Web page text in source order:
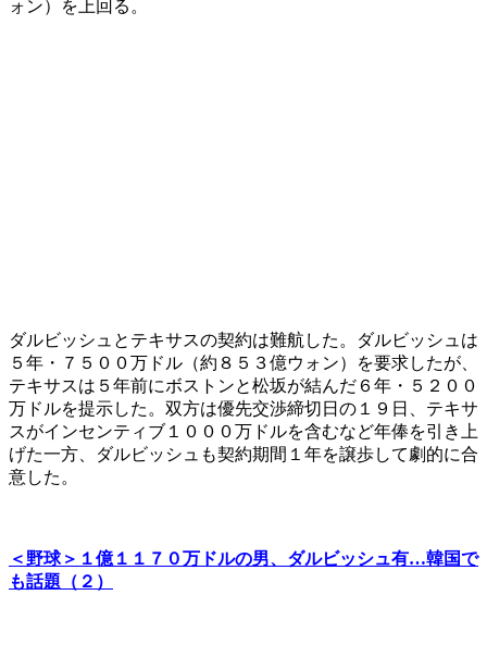
ォン）を上回る。
ダルビッシュとテキサスの契約は難航した。ダルビッシュは
５年・７５００万ドル（約８５３億ウォン）を要求したが、
テキサスは５年前にボストンと松坂が結んだ６年・５２００
万ドルを提示した。双方は優先交渉締切日の１９日、テキサ
スがインセンティブ１０００万ドルを含むなど年俸を引き上
げた一方、ダルビッシュも契約期間１年を譲歩して劇的に合
意した。
＜野球＞１億１１７０万ドルの男、ダルビッシュ有…韓国で
も話題（２）